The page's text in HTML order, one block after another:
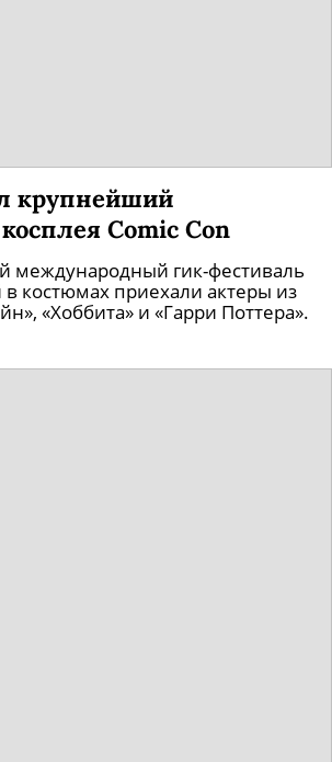
крупнейший
Comic Con
международный гик-фестиваль
костюмах приехали актеры из
«Хоббита» и «Гарри Поттера».